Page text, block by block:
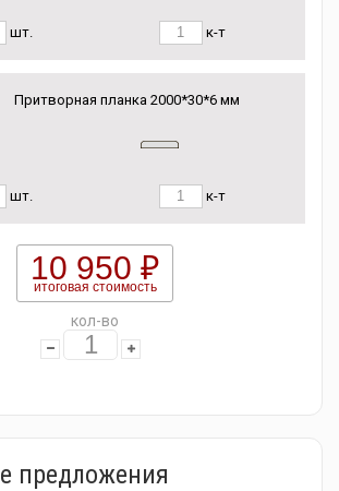
шт. к-т
Притворная планка 2000*30*6 мм
шт. к-т
10 950 ₽
итоговая стоимость
кол-во
предложения